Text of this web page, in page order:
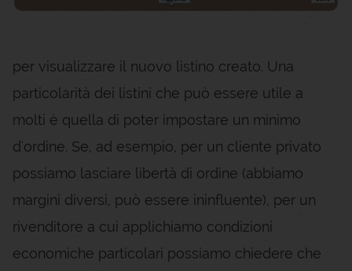
per visualizzare il nuovo listino creato. Una
particolarità dei listini che può essere utile a
molti è quella di poter impostare un minimo
d'ordine. Se, ad esempio, per un cliente privato
possiamo lasciare libertà di ordine (abbiamo
margini diversi, può essere ininfluente), per un
rivenditore a cui applichiamo condizioni
economiche particolari possiamo chiedere che